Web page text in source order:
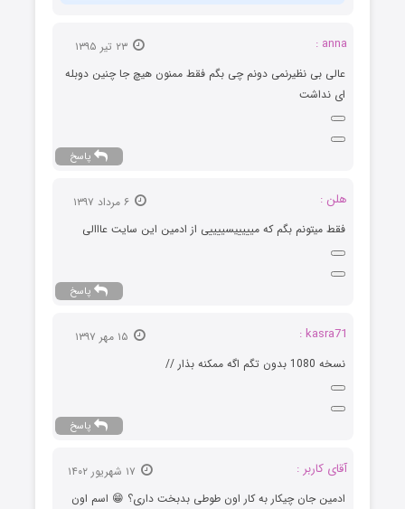
anna :
عالی بی نظیرنمی دونم چی بگم فقط ممنون هیچ جا چنین دوبله
ای نداشت
پاسخ
هلن :
فقط میتونم بگم که میییییسییییی از ادمین این سایت عااالی
پاسخ
kasra71 :
نسخه 1080 بدون تگم اگه ممکنه بذار //
پاسخ
آقای کاربر :
ادمین جان چیکار به کار اون طوطی بدبخت داری؟ 😁 اسم اون